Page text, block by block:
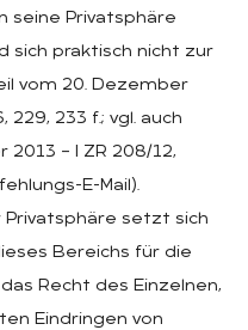
seine Privatsphäre
sich praktisch nicht zur
vom 20. Dezember
229, 233 f.; vgl. auch
2013 – I ZR 208/12,
E-Mail).
setzt sich
Bereichs für die
Recht des Einzelnen,
Eindringen von